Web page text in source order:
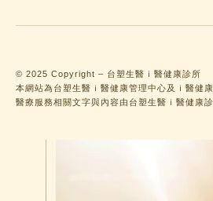
© 2025 Copyright – 台塑生醫ｉ醫健康診所
本網站為台塑生醫ｉ醫健康管理中心及ｉ醫健
醫療服務相關文字與內容由台塑生醫ｉ醫健康